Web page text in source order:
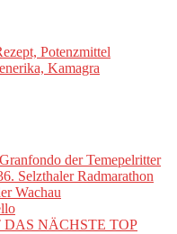
Potenzmittel
Kamagra
der Temepelritter
Selzthaler Radmarathon
Wachau
NÄCHSTE TOP